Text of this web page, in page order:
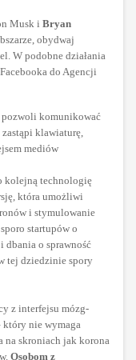
Musk i Bryan
obydwaj
W podobne działania
do Agencji
komunikować
klawiaturę,
mediów
kolejną technologię
która umożliwi
i stymulowanie
startupów o
dbania o sprawność
tej dziedzinie spory
z interfejsu mózg-
który nie wymaga
na skroniach jak korona
Osobom z